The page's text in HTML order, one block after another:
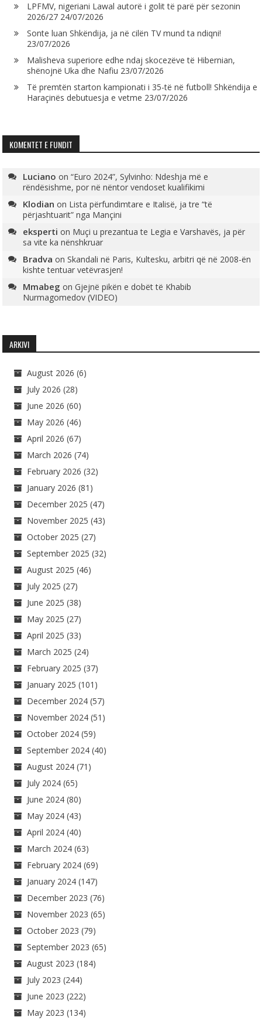
LPFMV, nigeriani Lawal autorë i golit të parë për sezonin
2026/27 24/07/2026
Sonte luan Shkëndija, ja në cilën TV mund ta ndiqni!
23/07/2026
Malisheva superiore edhe ndaj skocezëve të Hibernian,
shënojnë Uka dhe Nafiu 23/07/2026
Të premtën starton kampionati i 35-të në futboll! Shkëndija e
Haraçinës debutuesja e vetme 23/07/2026
KOMENTET E FUNDIT
Luciano on“Euro 2024”, Sylvinho: Ndeshja më e
rëndësishme, por në nëntor vendoset kualifikimi
Klodian on Lista përfundimtare e Italisë, ja tre “të
përjashtuarit” nga Mançini
eksperti on Muçi u prezantua te Legia e Varshavës, ja për
sa vite ka nënshkruar
Bradva onSkandali në Paris, Kultesku, arbitri që në 2008-ën
kishte tentuar vetëvrasjen!
Mmabeg onGjejnë pikën e dobët të Khabib
Nurmagomedov (VIDEO)
ARKIVI
August 2026 (6)
July 2026 (28)
June 2026 (60)
May 2026 (46)
April 2026 (67)
March 2026 (74)
February 2026 (32)
January 2026 (81)
December 2025 (47)
November 2025 (43)
October 2025 (27)
September 2025 (32)
August 2025 (46)
July 2025 (27)
June 2025 (38)
May 2025 (27)
April 2025 (33)
March 2025 (24)
February 2025 (37)
January 2025 (101)
December 2024 (57)
November 2024 (51)
October 2024 (59)
September 2024 (40)
August 2024 (71)
July 2024 (65)
June 2024 (80)
May 2024 (43)
April 2024 (40)
March 2024 (63)
February 2024 (69)
January 2024 (147)
December 2023 (76)
November 2023 (65)
October 2023 (79)
September 2023 (65)
August 2023 (184)
July 2023 (244)
June 2023 (222)
May 2023 (134)